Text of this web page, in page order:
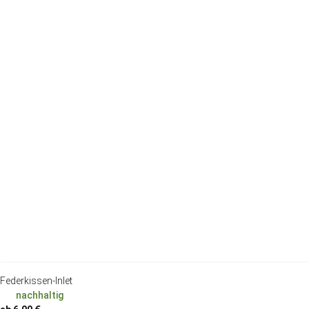
Federkissen-Inlet
nachhaltig